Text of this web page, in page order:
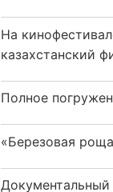
На
казахстанский
Полное
«Березовая
Документальный